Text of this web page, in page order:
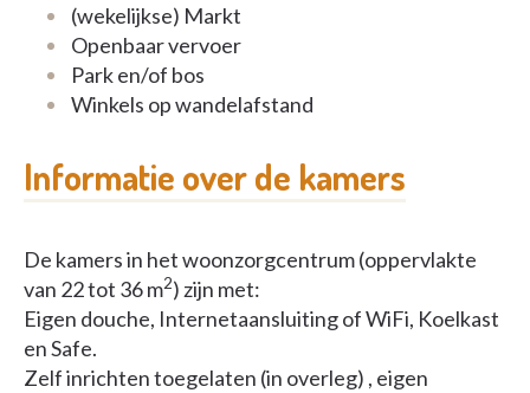
(wekelijkse) Markt
Openbaar vervoer
Park en/of bos
Winkels op wandelafstand
Informatie over de kamers
De kamers in het woonzorgcentrum (oppervlakte
van 22 tot 36 m2) zijn met:
Eigen douche, Internetaansluiting of WiFi, Koelkast
en Safe.
Zelf inrichten toegelaten (in overleg) , eigen